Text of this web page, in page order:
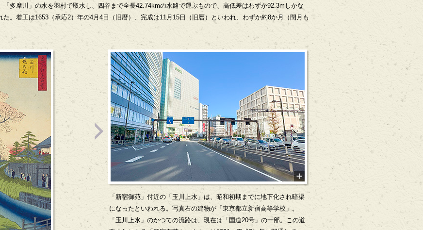
多摩川」の水を羽村で取水し、四谷まで全長42.74kmの水路で運ぶもので、高低差はわずか92.3mしかな
。着工は1653（承応2）年の4月4日（旧暦）、完成は11月15日（旧暦）といわれ、わずか約8か月（閏月も
「新宿御苑」付近の「玉川上水」は、昭和初期までに地下化され暗渠
になったといわれる。写真右の建物が「東京都立新宿高等学校」。
「玉川上水」のかつての流路は、現在は「国道20号」の一部。この道